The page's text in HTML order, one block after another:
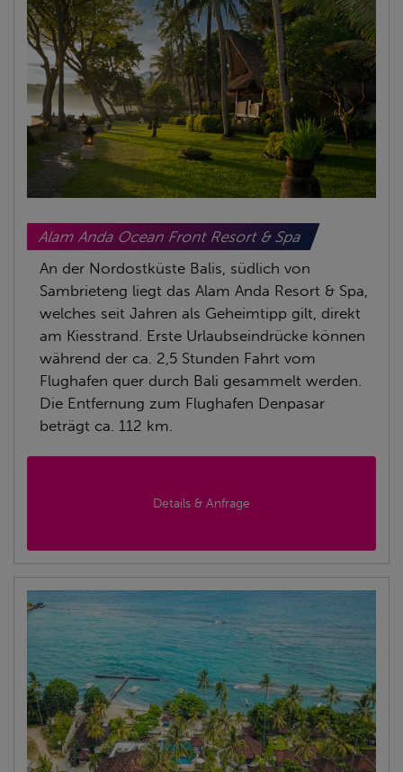
Alam Anda Ocean Front Resort & Spa
An der Nordostküste Balis, südlich von
Sambrieteng liegt das Alam Anda Resort & Spa,
welches seit Jahren als Geheimtipp gilt, direkt
am Kiesstrand. Erste Urlaubseindrücke können
während der ca. 2,5 Stunden Fahrt vom
Flughafen quer durch Bali gesammelt werden.
Die Entfernung zum Flughafen Denpasar
beträgt ca. 112 km.
Details & Anfrage